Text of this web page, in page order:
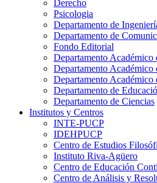
Derecho
Psicologia
Departamento de
Departamento de
Fondo Editorial
Departamento Académico
Departamento Académico
Departamento
Departamento de
Departamento de Ciencias
Institutos y Centros
INTE-PUCP
IDEHPUCP
Centro de Estudios
Instituto Riva-Agüero
Centro de Educación
Centro de Análisis y